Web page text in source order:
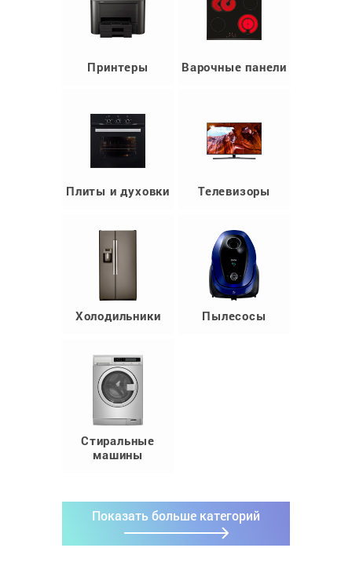
Принтеры Варочные панели
Плиты и духовки Телевизоры
Холодильники Пылесосы
Стиральные
машины
Показать больше категорий